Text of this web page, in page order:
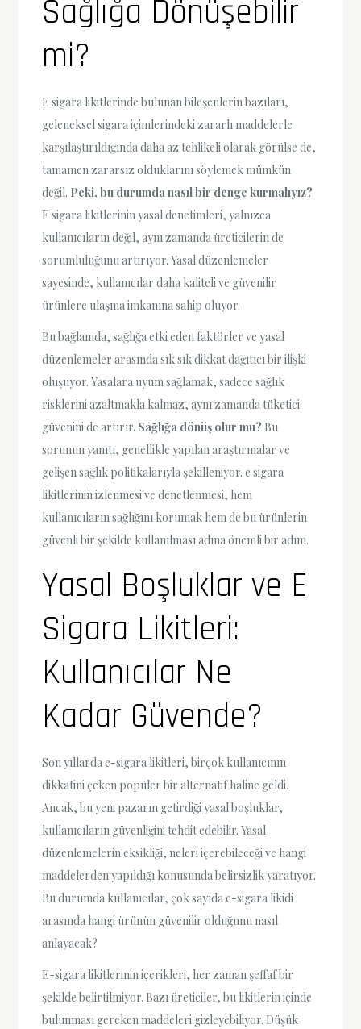
Sağlığa Dönüşebilir
mi?
E sigara likitlerinde bulunan bileşenlerin bazıları,
geleneksel sigara içimlerindeki zararlı maddelerle
karşılaştırıldığında daha az tehlikeli olarak görülse de,
tamamen zararsız olduklarını söylemek mümkün
değil. Peki, bu durumda nasıl bir denge kurmalıyız?
E sigara likitlerinin yasal denetimleri, yalnızca
kullanıcıların değil, aynı zamanda üreticilerin de
sorumluluğunu artırıyor. Yasal düzenlemeler
sayesinde, kullanıcılar daha kaliteli ve güvenilir
ürünlere ulaşma imkanına sahip oluyor.
Bu bağlamda, sağlığa etki eden faktörler ve yasal
düzenlemeler arasında sık sık dikkat dağıtıcı bir ilişki
oluşuyor. Yasalara uyum sağlamak, sadece sağlık
risklerini azaltmakla kalmaz, aynı zamanda tüketici
güvenini de artırır. Sağlığa dönüş olur mu? Bu
sorunun yanıtı, genellikle yapılan araştırmalar ve
gelişen sağlık politikalarıyla şekilleniyor. e sigara
likitlerinin izlenmesi ve denetlenmesi, hem
kullanıcıların sağlığını korumak hem de bu ürünlerin
güvenli bir şekilde kullanılması adına önemli bir adım.
Yasal Boşluklar ve E
Sigara Likitleri:
Kullanıcılar Ne
Kadar Güvende?
Son yıllarda e-sigara likitleri, birçok kullanıcının
dikkatini çeken popüler bir alternatif haline geldi.
Ancak, bu yeni pazarın getirdiği yasal boşluklar,
kullanıcıların güvenliğini tehdit edebilir. Yasal
düzenlemelerin eksikliği, neleri içerebileceği ve hangi
maddelerden yapıldığı konusunda belirsizlik yaratıyor.
Bu durumda kullanıcılar, çok sayıda e-sigara likidi
arasında hangi ürünün güvenilir olduğunu nasıl
anlayacak?
E-sigara likitlerinin içerikleri, her zaman şeffaf bir
şekilde belirtilmiyor. Bazı üreticiler, bu likitlerin içinde
bulunması gereken maddeleri gizleyebiliyor. Düşük